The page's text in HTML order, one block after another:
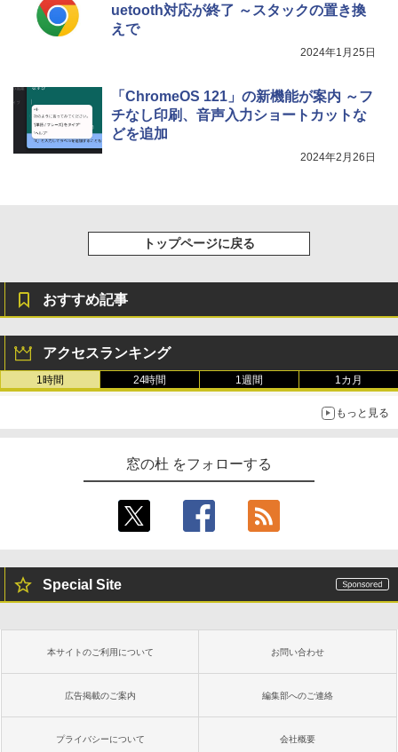
uetooth対応が終了 ～スタックの置き換
えで
2024年1月25日
「ChromeOS 121」の新機能が案内 ～フ
チなし印刷、音声入力ショートカットな
どを追加
2024年2月26日
トップページに戻る
おすすめ記事
アクセスランキング
1時間 24時間 1週間 1カ月
もっと見る
窓の杜 をフォローする
Special Site
本サイトのご利用について お問い合わせ
広告掲載のご案内 編集部へのご連絡
プライバシーについて 会社概要